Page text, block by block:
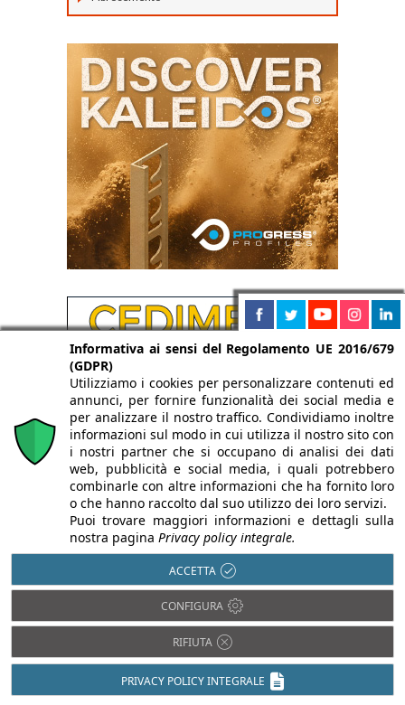
Informativa ai sensi del Regolamento UE 2016/679
(GDPR)
Utilizziamo i cookies per personalizzare contenuti ed
annunci, per fornire funzionalità dei social media e
per analizzare il nostro traffico. Condividiamo inoltre
informazioni sul modo in cui utilizza il nostro sito con
i nostri partner che si occupano di analisi dei dati
web, pubblicità e social media, i quali potrebbero
combinarle con altre informazioni che ha fornito loro
o che hanno raccolto dal suo utilizzo dei loro servizi.
Puoi trovare maggiori informazioni e dettagli sulla
nostra pagina Privacy policy integrale.
ACCETTA
CONFIGURA
RIFIUTA
PRIVACY POLICY INTEGRALE